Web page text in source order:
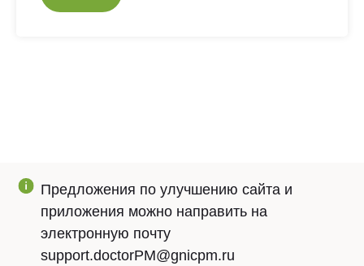
Предложения по улучшению сайта и
приложения можно направить на
электронную почту
support.doctorPM@gnicpm.ru